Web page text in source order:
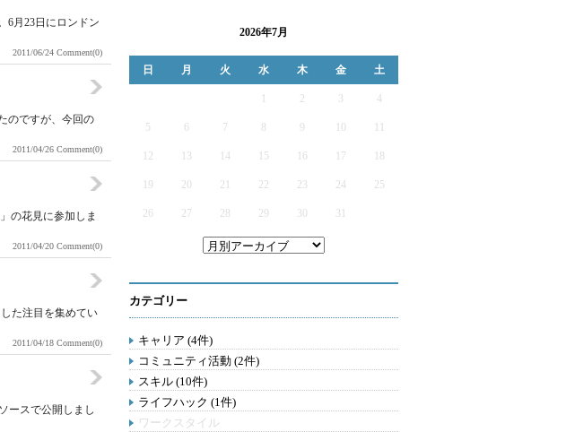
6月23日にロンドン
2011/06/24 Comment(0)
のですが、今回の
2011/04/26 Comment(0)
の花見に参加しま
2011/04/20 Comment(0)
た注目を集めてい
2011/04/18 Comment(0)
ースで公開しまし
2026年7月
日 月 火 水 木 金 土
2 3 4
5 6 7 9
12 13 14 15 16 17
19 20 21 22 23 24 25
26 27 28 29 30 31
カテゴリー
キャリア (4件)
コミュニティ活動 (2件)
スキル (10件)
ライフハック (1件)
ワークスタイル